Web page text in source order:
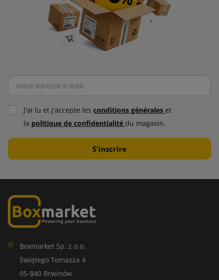
J'ai lu et j'accepte les conditions générales et
la politique de confidentialité du magasin.
Boxmarket Sp. z o.o.
Świętego Tomasza 4
05-840 Brwinów